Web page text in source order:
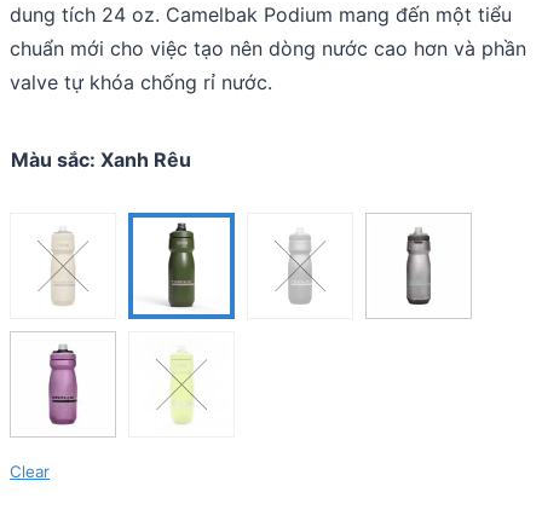
dung tích 24 oz. Camelbak Podium mang đến một tiểu
chuẩn mới cho việc tạo nên dòng nước cao hơn và phần
valve tự khóa chống rỉ nước.
Màu sắc: Xanh Rêu
Clear